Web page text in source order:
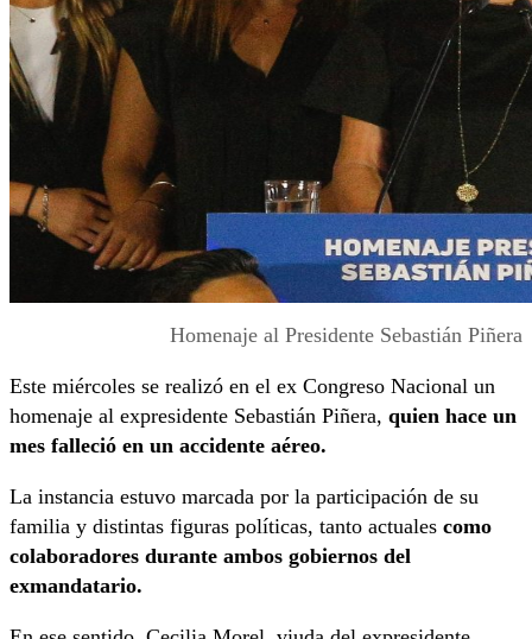
Homenaje al Presidente Sebastián Piñera
Este miércoles se realizó en el ex Congreso Nacional un
homenaje al expresidente Sebastián Piñera, quien hace un
mes falleció en un accidente aéreo.
La instancia estuvo marcada por la participación de su
familia y distintas figuras políticas, tanto actuales como
colaboradores durante ambos gobiernos del
exmandatario.